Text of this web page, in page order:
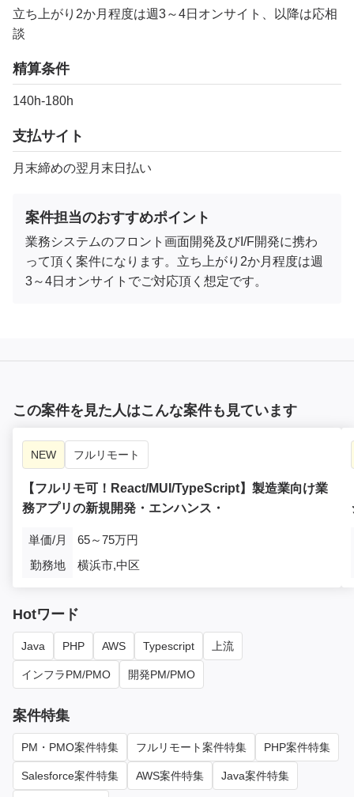
立ち上がり2か月程度は週3～4日オンサイト、以降は応相
談
精算条件
140h-180h
支払サイト
月末締めの翌月末日払い
案件担当のおすすめポイント
業務システムのフロント画面開発及びI/F開発に携わ
って頂く案件になります。立ち上がり2か月程度は週
3～4日オンサイトでご対応頂く想定です。
この案件を見た人はこんな案件も見ています
NEW フルリモート
【フルリモ可！React/MUI/TypeScript】製造業向け業
務アプリの新規開発・エンハンス・
単価/月
65～75万円
勤務地
横浜市,中区
Hotワード
Java PHP AWS Typescript 上流
インフラPM/PMO 開発PM/PMO
案件特集
PM・PMO案件特集 フルリモート案件特集 PHP案件特集
Salesforce案件特集 AWS案件特集 Java案件特集